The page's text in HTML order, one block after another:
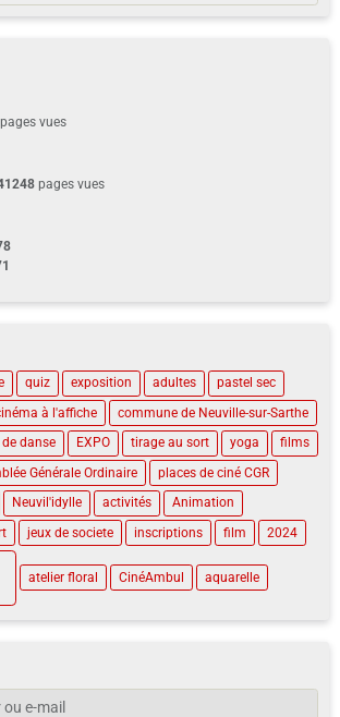
pages vues
pages vues
quiz exposition adultes
pastel sec
à l'affiche
commune de Neuville-sur-Sarthe
danse EXPO tirage au sort yoga
films
Générale Ordinaire
places de ciné CGR
Neuvil'idylle activités
Animation
jeux de societe inscriptions film 2024
atelier floral CinéAmbul aquarelle